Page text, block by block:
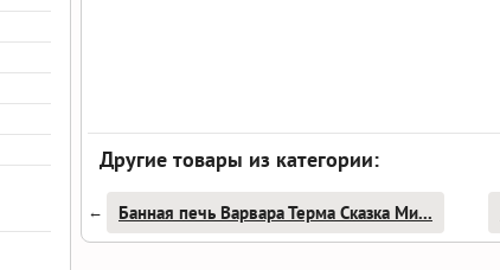
Другие товары из категории:
← Банная печь Варвара Терма Сказка Ми...